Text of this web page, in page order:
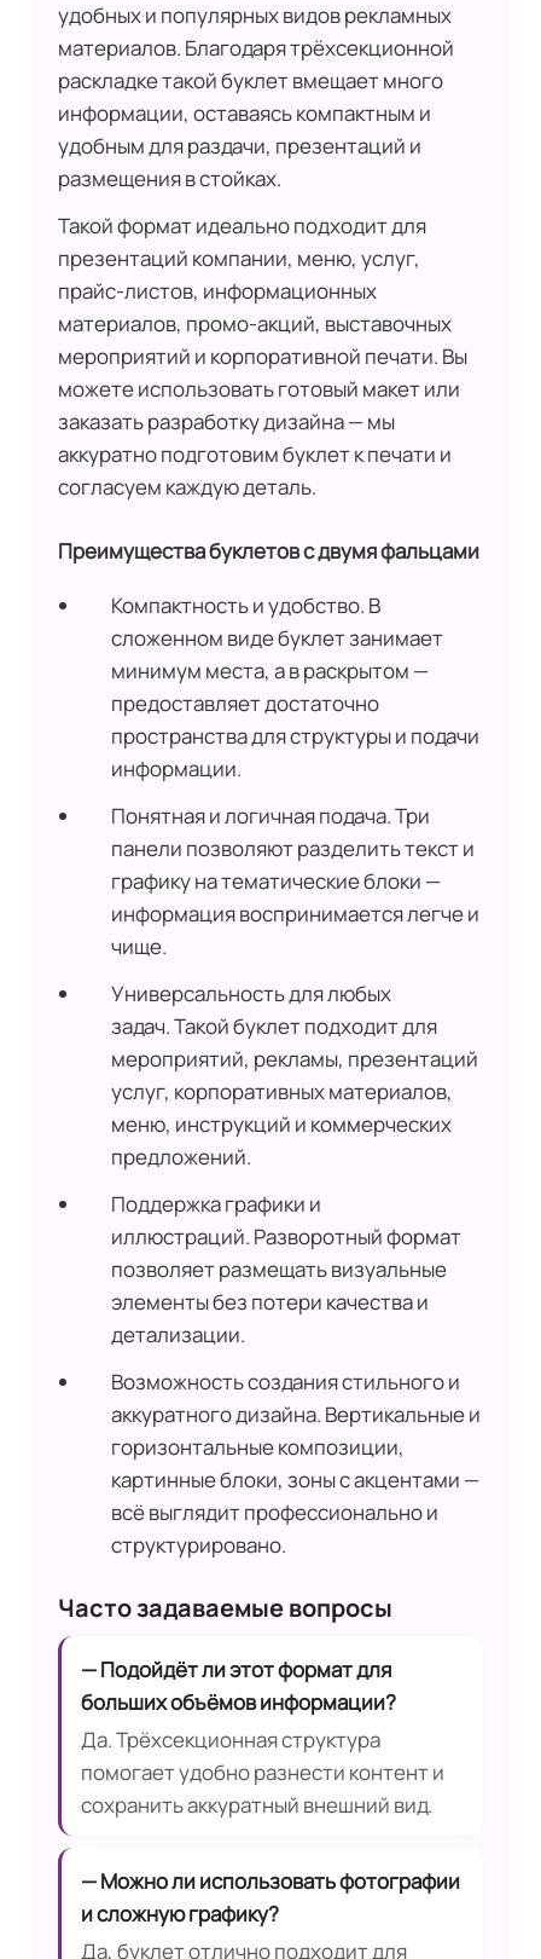
удобных и популярных видов рекламных
материалов. Благодаря трёхсекционной
раскладке такой буклет вмещает много
информации, оставаясь компактным и
удобным для раздачи, презентаций и
размещения в стойках.
Такой формат идеально подходит для
презентаций компании, меню, услуг,
прайс-листов, информационных
материалов, промо-акций, выставочных
мероприятий и корпоративной печати. Вы
можете использовать готовый макет или
заказать разработку дизайна — мы
аккуратно подготовим буклет к печати и
согласуем каждую деталь.
Преимущества буклетов с двумя фальцами
Компактность и удобство. В
сложенном виде буклет занимает
минимум места, а в раскрытом —
предоставляет достаточно
пространства для структуры и подачи
информации.
Понятная и логичная подача. Три
панели позволяют разделить текст и
графику на тематические блоки —
информация воспринимается легче и
чище.
Универсальность для любых
задач. Такой буклет подходит для
мероприятий, рекламы, презентаций
услуг, корпоративных материалов,
меню, инструкций и коммерческих
предложений.
Поддержка графики и
иллюстраций. Разворотный формат
позволяет размещать визуальные
элементы без потери качества и
детализации.
Возможность создания стильного и
аккуратного дизайна. Вертикальные и
горизонтальные композиции,
картинные блоки, зоны с акцентами —
всё выглядит профессионально и
структурировано.
Часто задаваемые вопросы
— Подойдёт ли этот формат для
больших объёмов информации?
Да. Трёхсекционная структура
помогает удобно разнести контент и
сохранить аккуратный внешний вид.
— Можно ли использовать фотографии
и сложную графику?
Да, буклет отлично подходит для